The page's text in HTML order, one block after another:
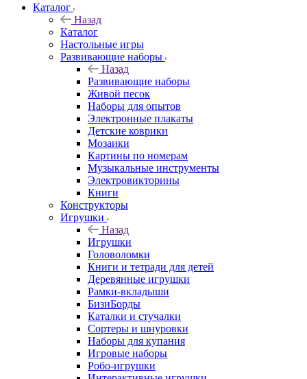
Каталог
Назад
Каталог
Настольные игры
Развивающие наборы
Назад
Развивающие наборы
Живой песок
Наборы для опытов
Электронные плакаты
Детские коврики
Мозаики
Картины по номерам
Музыкальные инструменты
Электровикторины
Книги
Конструкторы
Игрушки
Назад
Игрушки
Головоломки
Книги и тетради для детей
Деревянные игрушки
Рамки-вкладыши
БизиБорды
Каталки и стучалки
Сортеры и шнуровки
Наборы для купания
Игровые наборы
Робо-игрушки